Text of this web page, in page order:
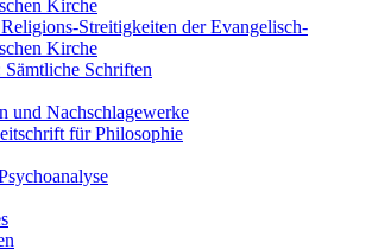
Kirche
Streitigkeiten der Evangelisch-
Kirche
Sämtliche Schriften
und Nachschlagewerke
für Philosophie